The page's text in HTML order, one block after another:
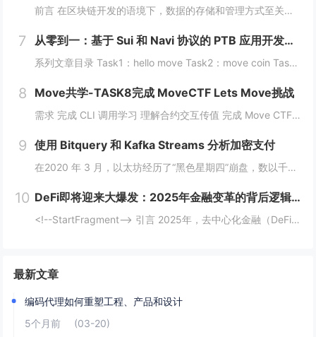
前言 在区块链开发的语境下，数据的存储和管理方式至关重要。而 Move 语言作为一种专为区块链设计的编程语言，以其灵活的语法和强大的能力系统，成为 Sui 区块链的核心语言。本文将围绕 Move 语言中的结构体展开，解析其在 Sui 区块...
7 从零到一：基于 Sui 和 Navi 协议的 PTB 应用开发教程
系列文章目录 Task1：hello move Task2：move coin Task3：move nft Task4：move game Task5：move swap Task6：sdk ptb 更多精彩内容，敬请期待！️...
8 Move共学-TASK8完成 MoveCTF Lets Move挑战
需求 完成 CLI 调用学习 理解合约交互传值 完成 Move CTF Lets Move 一、任务指南 合约部署地址: 0x097a3833b6b5c62ca6ad10f0509dffdadff7ce31e1...
9 使用 Bitquery 和 Kafka Streams 分析加密支付
在2020 年 3 月，以太坊经历了“黑色星期四”崩盘，数以千计的 DeFi（去中心化金融）清算被同时触发，导致网络费用从 20 gwei 飙升至 200 gwei 以上。那些能够监控并对内存池数据做出反应的人幸存下来，而那些无法做到的人则...
10 DeFi即将迎来大爆发：2025年金融变革的背后逻辑与机会
<!--StartFragment--> 引言 2025年，去中心化金融（DeFi）可能迎来一个重要的爆发时期。根据近期的新闻热点，多个因素正在推动这一趋势的到来。首先，美国政府计划建立比特币战略储备，并配合发行ETF等债务...
最新文章
编码代理如何重塑工程、产品和设计
5个月前
(03-20)